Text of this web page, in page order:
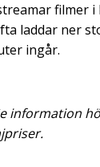
filmer i
laddar ner
ingår.
information